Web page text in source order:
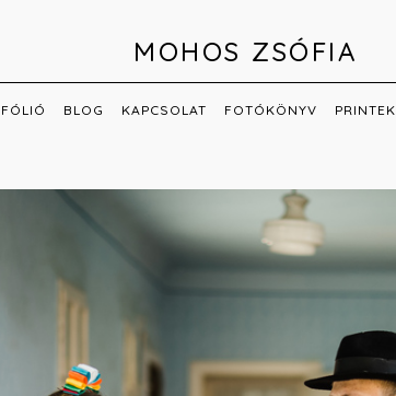
MOHOS ZSÓFIA
BLOG KAPCSOLAT FOTÓKÖNYV PRINTEK